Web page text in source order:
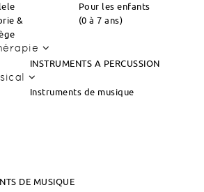
&
Pour les enfants
(0 à 7 ans)
INSTRUMENTS A PERCUSSION
Instruments de musique
DE MUSIQUE